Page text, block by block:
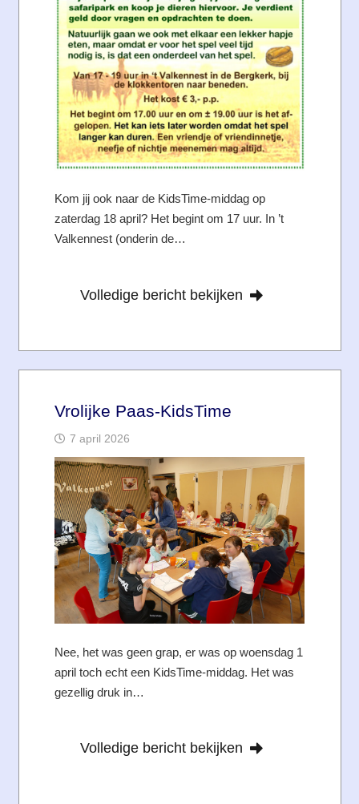
Kom jij ook naar de KidsTime-middag op
zaterdag 18 april? Het begint om 17 uur. In ’t
Valkennest (onderin de…
Volledige bericht bekijken
Vrolijke Paas-KidsTime
7 april 2026
Nee, het was geen grap, er was op woensdag 1
april toch echt een KidsTime-middag. Het was
gezellig druk in…
Volledige bericht bekijken